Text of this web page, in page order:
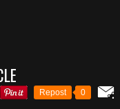
Repost 0